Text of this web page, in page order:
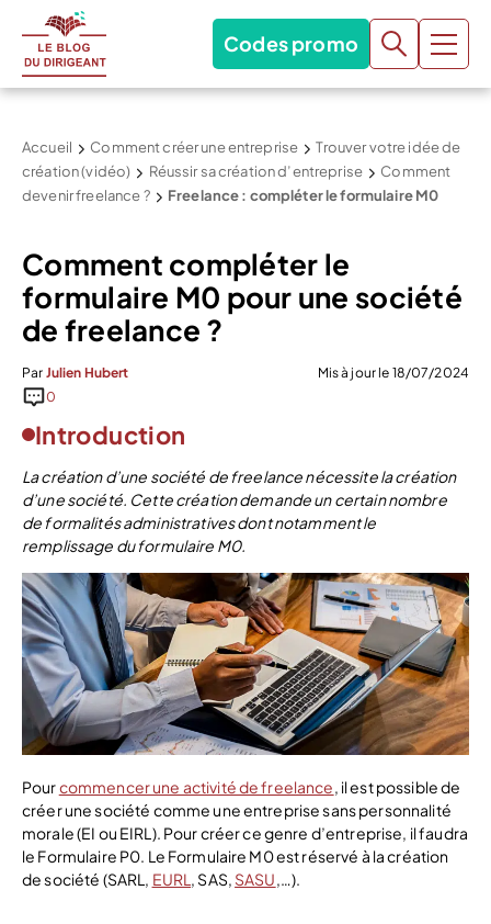
Codes promo
Accueil Comment créer une entreprise
Trouver votre idée de
création (vidéo)
Réussir sa création d’entreprise
Comment
devenir freelance ?
Freelance : compléter le formulaire M0
Comment compléter le
formulaire M0 pour une société
de freelance ?
Par Julien Hubert
Mis à jour le 18/07/2024
0
Introduction
La création d’une société de freelancenécessite la création
d’une société. Cette création demande un certain nombre
de formalités administratives dont notamment le
remplissage du formulaire M0.
Pourcommencer une activité de freelance, il est possible de
créer une société comme une entreprise sans personnalité
morale (EI ou EIRL). Pour créer ce genre d’entreprise, il faudra
le Formulaire P0. Le Formulaire M0 est réservé à la création
de société (SARL, EURL , SAS, SASU,…).